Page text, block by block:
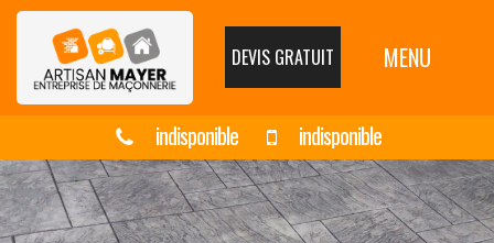
DEVIS GRATUIT MENU
indisponible indisponible